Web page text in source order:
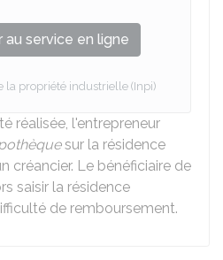
au service en ligne
la propriété industrielle (Inpi)
réalisée, l'entrepreneur
sur la résidence
créancier. Le bénéficiaire de
saisir la résidence
de remboursement.